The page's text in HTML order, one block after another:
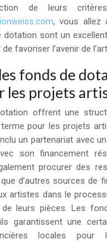
de leurs critères
, vous allez
dotation sont un
favoriser l’avenir de
fonds de
les projets
offrent une
pour les projets
un partenariat avec
son financement
procurer des
d’autres sources de
artistes dans le
de leurs pièces. Les
garantissent une
locales